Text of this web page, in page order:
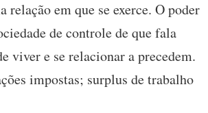
em que se exerce. O poder
de controle de que fala
viver e se relacionar a precedem.
impostas; surplus de trabalho